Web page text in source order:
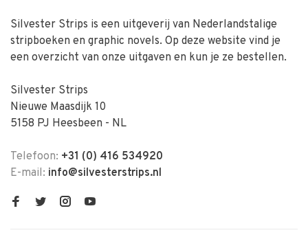
Silvester Strips is een uitgeverij van Nederlandstalige
stripboeken en graphic novels. Op deze website vind je
een overzicht van onze uitgaven en kun je ze bestellen.
Silvester Strips
Nieuwe Maasdijk 10
5158 PJ Heesbeen - NL
Telefoon: +31 (0) 416 534920
E-mail: info@silvesterstrips.nl